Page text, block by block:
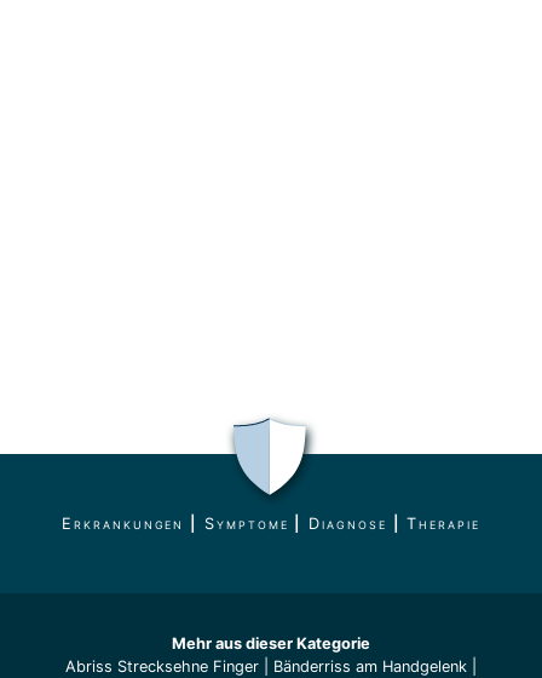
Erkrankungen Symptome Diagnose |Therapie
Mehr aus dieser Kategorie
Abriss Strecksehne Finger
Bänderriss am Handgelenk